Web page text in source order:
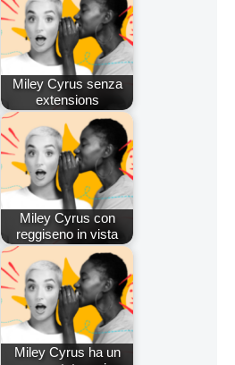
Miley Cyrus senza
extensions
Miley Cyrus con
reggiseno in vista
Miley Cyrus ha un